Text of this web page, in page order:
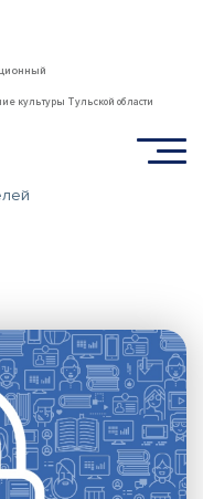
культуры Тульской области